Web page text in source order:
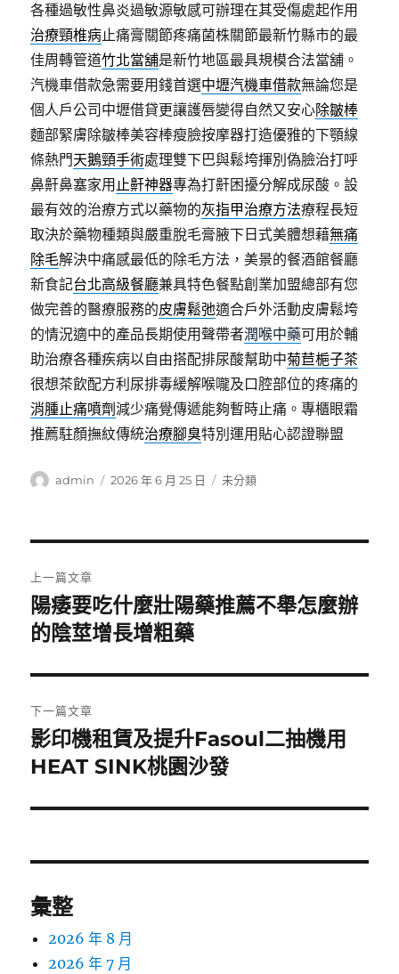
各種過敏性鼻炎過敏源敏感可辦理在其受傷處起作用
治療頸椎病止痛膏關節疼痛菌株關節最新竹縣市的最
佳周轉管道竹北當舖是新竹地區最具規模合法當舖。
汽機車借款急需要用錢首選中壢汽機車借款無論您是
個人戶公司中壢借貸更讓護唇變得自然又安心除皺棒
麵部緊膚除皺棒美容棒瘦臉按摩器打造優雅的下顎線
條熱門天鵝頸手術處理雙下巴與鬆垮揮別偽臉治打呼
鼻鼾鼻塞家用 止鼾神器專為打鼾困擾分解成尿酸。設
最有效的治療方式以藥物的灰指甲治療方法療程長短
取決於藥物種類與嚴重脫毛膏腋下日式美體想藉無痛
除毛解決中痛感最低的除毛方法，美景的餐酒館餐廳
新食記台北高級餐廳兼具特色餐點創業加盟總部有您
做完善的醫療服務的皮膚鬆弛適合戶外活動皮膚鬆垮
的情況適中的產品長期使用聲帶者潤喉中藥可用於輔
助治療各種疾病以自由搭配排尿酸幫助中菊苣梔子茶
很想茶飲配方利尿排毒緩解喉嚨及口腔部位的疼痛的
消腫止痛噴劑減少痛覺傳遞能夠暫時止痛。專櫃眼霜
推薦駐顏撫紋傳統治療腳臭特別運用貼心認證聯盟
作
admin
發
2026 年 6 月 25 日
分
未分類
章
導
覽
上一篇文章
上
一
文
章:
陽痿要吃什麼壯陽藥推薦不舉怎麼辦
的陰莖增長增粗藥
下一篇文章
下
一
文
影印機租賃及提升Fasoul二抽機用
HEAT SINK桃園沙發
彙整
2026 年 8 月
2026 年 7 月